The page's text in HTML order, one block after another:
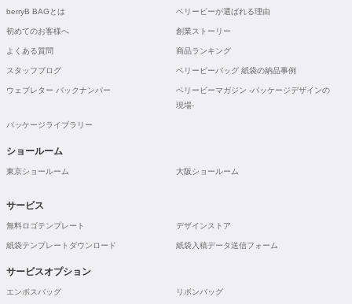
berryB BAGとは ベリービーが選ばれる理由
初めてのお客様へ 創業ストーリー
よくある質問 商品ランキング
スタッフブログ ベリービーバッグ 紙袋の納品事例
ウェブレター バックナンバー
ベリービーマガジン -パッケージデザインの
現場-
パッケージライブラリー
ショールーム
東京ショールーム 大阪ショールーム
サービス
無料ロゴテンプレート デザインストア
紙袋テンプレートダウンロード 紙袋入稿データ送信フォーム
サービスオプション
エンボスバッグ リボンバッグ